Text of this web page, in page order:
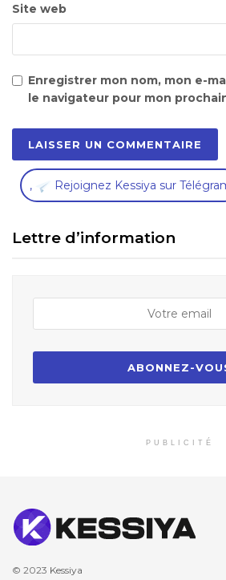
Site web
Enregistrer mon nom, mon e-
le navigateur pour mon
, Rejoignez Kessiya sur
Lettre d’information
PUBLICITÉ
© 2023 Kessiya